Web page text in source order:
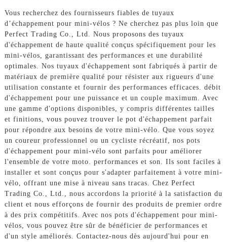
Vous recherchez des fournisseurs fiables de tuyaux
d’échappement pour mini-vélos ? Ne cherchez pas plus loin que
Perfect Trading Co., Ltd. Nous proposons des tuyaux
d'échappement de haute qualité conçus spécifiquement pour les
mini-vélos, garantissant des performances et une durabilité
optimales. Nos tuyaux d'échappement sont fabriqués à partir de
matériaux de première qualité pour résister aux rigueurs d'une
utilisation constante et fournir des performances efficaces. débit
d'échappement pour une puissance et un couple maximum. Avec
une gamme d'options disponibles, y compris différentes tailles
et finitions, vous pouvez trouver le pot d'échappement parfait
pour répondre aux besoins de votre mini-vélo. Que vous soyez
un coureur professionnel ou un cycliste récréatif, nos pots
d'échappement pour mini-vélo sont parfaits pour améliorer
l'ensemble de votre moto. performances et son. Ils sont faciles à
installer et sont conçus pour s'adapter parfaitement à votre mini-
vélo, offrant une mise à niveau sans tracas. Chez Perfect
Trading Co., Ltd., nous accordons la priorité à la satisfaction du
client et nous efforçons de fournir des produits de premier ordre
à des prix compétitifs. Avec nos pots d'échappement pour mini-
vélos, vous pouvez être sûr de bénéficier de performances et
d'un style améliorés. Contactez-nous dès aujourd'hui pour en